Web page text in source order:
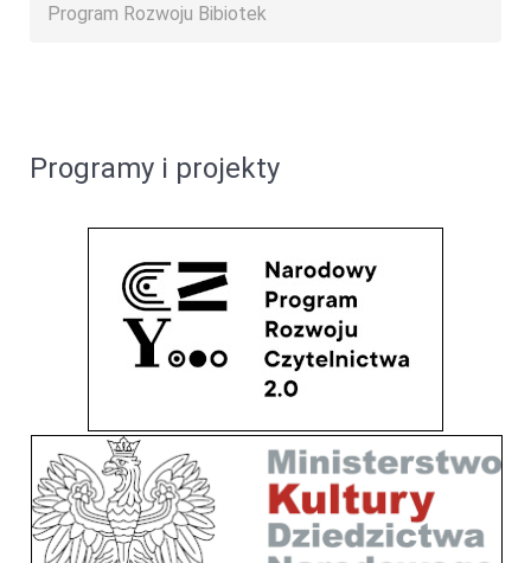
Program Rozwoju Bibiotek
Programy i projekty